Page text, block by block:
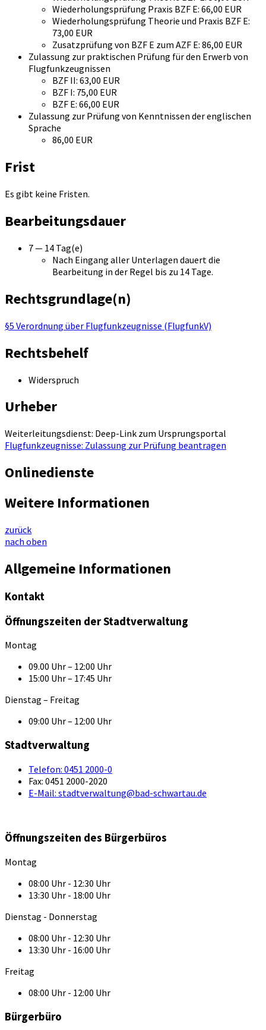
Wiederholungsprüfung Praxis BZF E: 66,00 EUR
Wiederholungsprüfung Theorie und Praxis BZF E:
73,00 EUR
Zusatzprüfung von BZF E zum AZF E: 86,00 EUR
Zulassung zur praktischen Prüfung für den Erwerb von
Flugfunkzeugnissen
BZF II: 63,00 EUR
BZF I: 75,00 EUR
BZF E: 66,00 EUR
Zulassung zur Prüfung von Kenntnissen der englischen
Sprache
86,00 EUR
Frist
Es gibt keine Fristen.
Bearbeitungsdauer
7 — 14 Tag(e)
Nach Eingang aller Unterlagen dauert die
Bearbeitung in der Regel bis zu 14 Tage.
Rechtsgrundlage(n)
§5 Verordnung über Flugfunkzeugnisse (FlugfunkV)
Rechtsbehelf
Widerspruch
Urheber
Weiterleitungsdienst: Deep-Link zum Ursprungsportal
Flugfunkzeugnisse: Zulassung zur Prüfung beantragen
Onlinedienste
Weitere Informationen
zurück
nach oben
Allgemeine Informationen
Kontakt
Öffnungszeiten der Stadtverwaltung
Montag
09.00 Uhr – 12:00 Uhr
15:00 Uhr – 17:45 Uhr
Dienstag – Freitag
09:00 Uhr – 12:00 Uhr
Stadtverwaltung
Telefon: 0451 2000-0
Fax: 0451 2000-2020
E-Mail: stadtverwaltung@bad-schwartau.de
Öffnungszeiten des Bürgerbüros
Montag
08:00 Uhr - 12:30 Uhr
13:30 Uhr - 18:00 Uhr
Dienstag - Donnerstag
08:00 Uhr - 12:30 Uhr
13:30 Uhr - 16:00 Uhr
Freitag
08:00 Uhr - 12:00 Uhr
Bürgerbüro